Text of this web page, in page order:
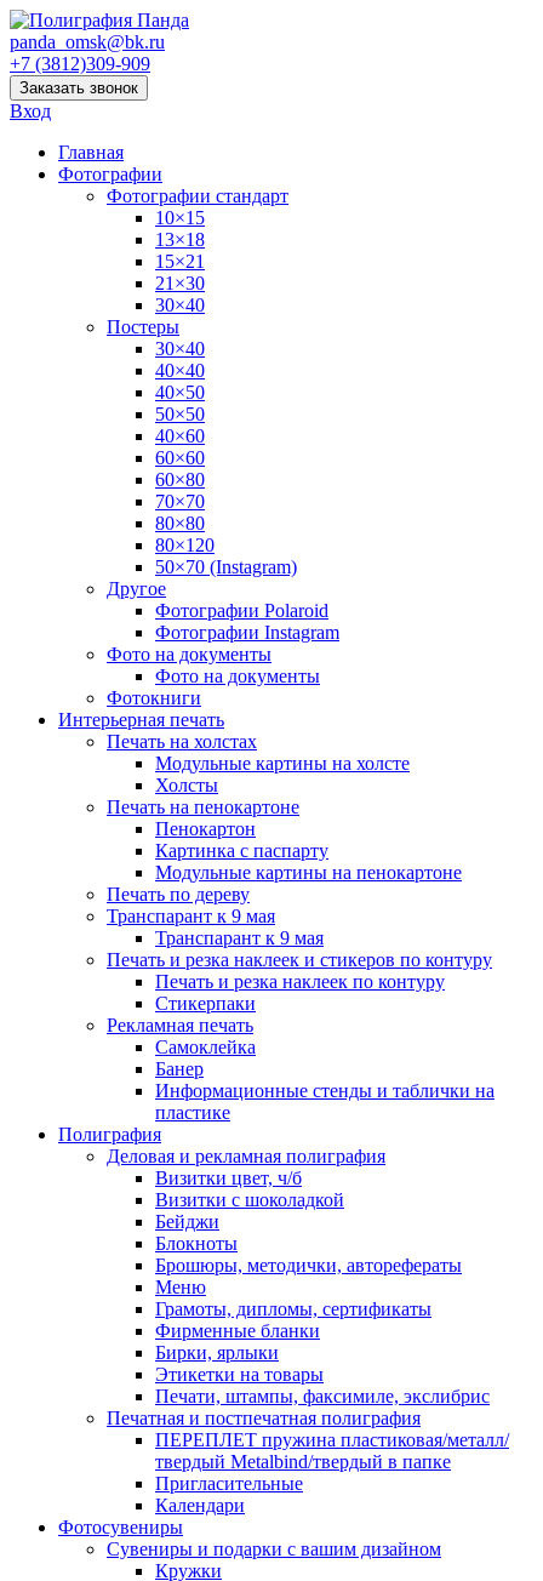
panda_omsk@bk.ru
+7 (3812)309-909
Заказать звонок
Вход
Главная
Фотографии
Фотографии стандарт
10×15
13×18
15×21
21×30
30×40
Постеры
30×40
40×40
40×50
50×50
40×60
60×60
60×80
70×70
80×80
80×120
50×70 (Instagram)
Другое
Фотографии Polaroid
Фотографии Instagram
Фото на документы
Фото на документы
Фотокниги
Интерьерная печать
Печать на холстах
Модульные картины на холсте
Холсты
Печать на пенокартоне
Пенокартон
Картинка с паспарту
Модульные картины на пенокартоне
Печать по дереву
Транспарант к 9 мая
Транспарант к 9 мая
Печать и резка наклеек и стикеров по контуру
Печать и резка наклеек по контуру
Стикерпаки
Рекламная печать
Самоклейка
Банер
Информационные стенды и таблички на
пластике
Полиграфия
Деловая и рекламная полиграфия
Визитки цвет, ч/б
Визитки с шоколадкой
Бейджи
Блокноты
Брошюры, методички, авторефераты
Меню
Грамоты, дипломы, сертификаты
Фирменные бланки
Бирки, ярлыки
Этикетки на товары
Печати, штампы, факсимиле, экслибрис
Печатная и постпечатная полиграфия
ПЕРЕПЛЕТ пружина пластиковая/металл/
твердый Metalbind/твердый в папке
Пригласительные
Календари
Фотосувениры
Сувениры и подарки с вашим дизайном
Кружки